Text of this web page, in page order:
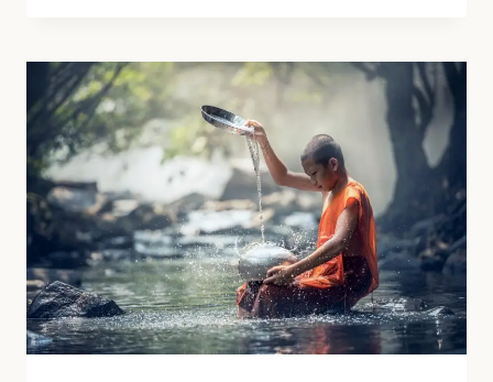
COMMUNITIES
RESPEKTVOLL
GESTALTEN